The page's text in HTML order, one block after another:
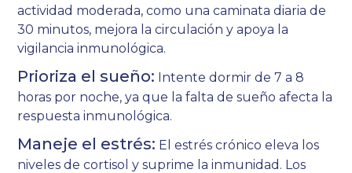
actividad moderada, como una caminata diaria de
30 minutos, mejora la circulación y apoya la
vigilancia inmunológica.
Prioriza el sueño: Intente dormir de 7 a 8
horas por noche, ya que la falta de sueño afecta la
respuesta inmunológica.
Maneje el estrés: El estrés crónico eleva los
niveles de cortisol y suprime la inmunidad. Los